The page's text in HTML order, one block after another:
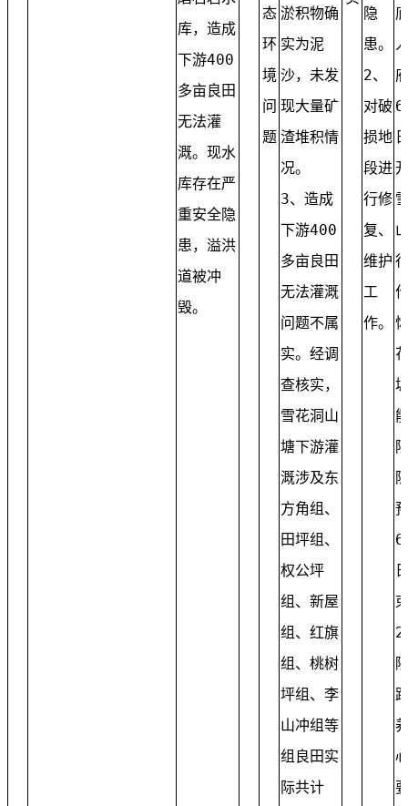
库，造成
下游400
多亩良田
无法灌
溉。现水
库存在严
重安全隐
患，溢洪
道被冲
毁。
态
环
境
问
题
淤积物确
实为泥
沙，未发
现大量矿
渣堆积情
况。
3、造成
下游400
多亩良田
无法灌溉
问题不属
实。经调
查核实，
雪花洞山
塘下游灌
溉涉及东
方角组、
田坪组、
权公坪
组、新屋
组、红旗
组、桃树
坪组、李
山冲组等
组良田实
际共计
隐
患。
2、
对破
损地
段进
行修
复、
维护
工
作。
6
6
2